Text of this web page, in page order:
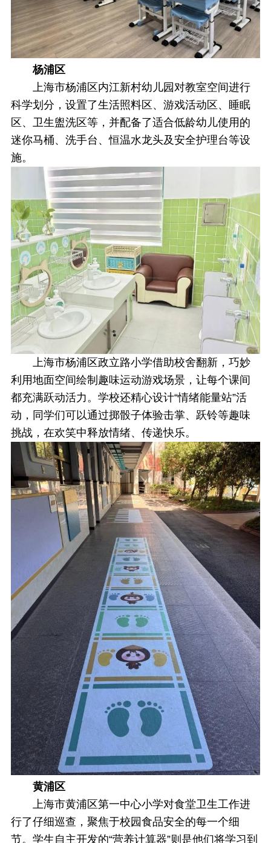
杨浦区
上海市杨浦区内江新村幼儿园对教室空间进行
科学划分，设置了生活照料区、游戏活动区、睡眠
区、卫生盥洗区等，并配备了适合低龄幼儿使用的
迷你马桶、洗手台、恒温水龙头及安全护理台等设
施。
上海市杨浦区政立路小学借助校舍翻新，巧妙
利用地面空间绘制趣味运动游戏场景，让每个课间
都充满跃动活力。学校还精心设计“情绪能量站”活
动，同学们可以通过掷骰子体验击掌、跃铃等趣味
挑战，在欢笑中释放情绪、传递快乐。
黄浦区
上海市黄浦区第一中心小学对食堂卫生工作进
行了仔细巡查，聚焦于校园食品安全的每一个细
节。学生自主开发的“营养计算器”则是他们将学习到